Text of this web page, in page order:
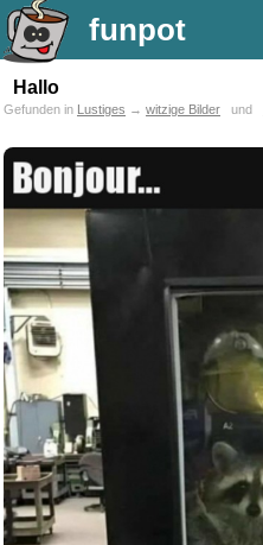
funpot
Hallo
Gefunden in Lustiges → witzige Bilder und